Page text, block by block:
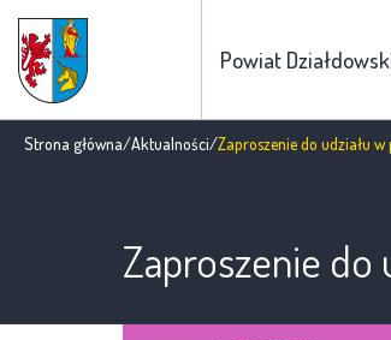
Powiat
Strona główna/Aktualności/Zaproszenie do udziału
Zaproszenie